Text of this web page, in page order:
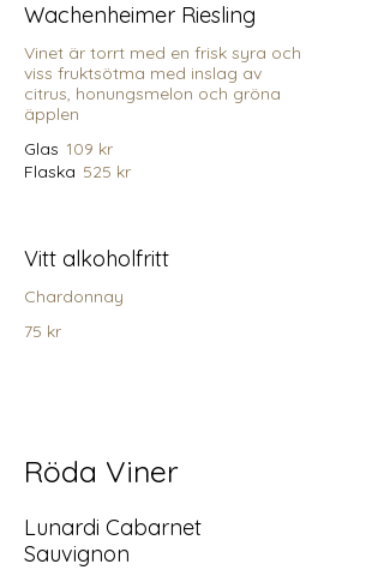
Wachenheimer Riesling
Vinet är torrt med en frisk syra och
viss fruktsötma med inslag av
citrus, honungsmelon och gröna
äpplen
Glas 109 kr
Flaska 525 kr
Vitt alkoholfritt
Chardonnay
75 kr
Röda Viner
Lunardi Cabarnet
Sauvignon